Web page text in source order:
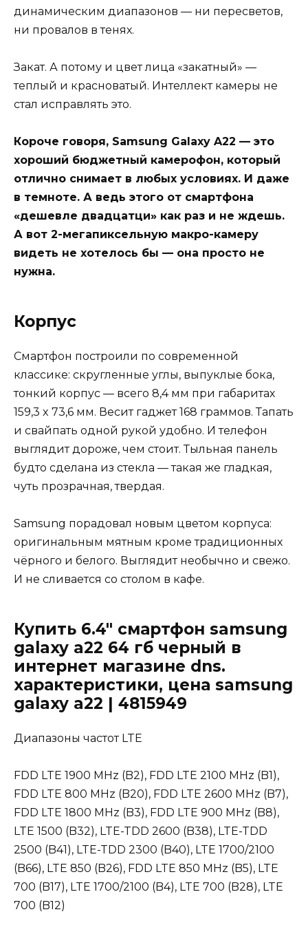
динамическим диапазонов — ни пересветов,
ни провалов в тенях.
Закат. А потому и цвет лица «закатный» —
теплый и красноватый. Интеллект камеры не
стал исправлять это.
Короче говоря, Samsung Galaxy A22 — это
хороший бюджетный камерофон, который
отлично снимает в любых условиях. И даже
в темноте. А ведь этого от смартфона
«дешевле двадцатци» как раз и не ждешь.
А вот 2-мегапиксельную макро-камеру
видеть не хотелось бы — она просто не
нужна.
Корпус
Смартфон построили по современной
классике: скругленные углы, выпуклые бока,
тонкий корпус — всего 8,4 мм при габаритах
159,3 x 73,6 мм. Весит гаджет 168 граммов. Тапать
и свайпать одной рукой удобно. И телефон
выглядит дороже, чем стоит. Тыльная панель
будто сделана из стекла — такая же гладкая,
чуть прозрачная, твердая.
Samsung порадовал новым цветом корпуса:
оригинальным мятным кроме традиционных
чёрного и белого. Выглядит необычно и свежо.
И не сливается со столом в кафе.
Купить 6.4" смартфон samsung
galaxy a22 64 гб черный в
интернет магазине dns.
характеристики, цена samsung
galaxy a22 | 4815949
Диапазоны частот LTE
FDD LTE 1900 MHz (B2), FDD LTE 2100 MHz (B1),
FDD LTE 800 MHz (B20), FDD LTE 2600 MHz (B7),
FDD LTE 1800 MHz (B3), FDD LTE 900 MHz (B8),
LTE 1500 (B32), LTE-TDD 2600 (B38), LTE-TDD
2500 (B41), LTE-TDD 2300 (B40), LTE 1700/2100
(B66), LTE 850 (B26), FDD LTE 850 MHz (B5), LTE
700 (B17), LTE 1700/2100 (B4), LTE 700 (B28), LTE
700 (B12)